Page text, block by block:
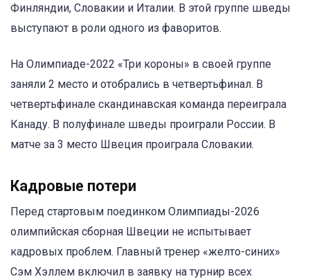
Финляндии, Словакии и Италии. В этой группе шведы
выступают в роли одного из фаворитов.
На Олимпиаде-2022 «Три короны» в своей группе
заняли 2 место и отобрались в четвертьфинал. В
четвертьфинале скандинавская команда переиграла
Канаду. В полуфинале шведы проиграли России. В
матче за 3 место Швеция проиграла Словакии.
Кадровые потери
Перед стартовым поединком Олимпиады-2026
олимпийская сборная Швеции не испытывает
кадровых проблем. Главный тренер «желто-синих»
Сэм Хэллем включил в заявку на турнир всех